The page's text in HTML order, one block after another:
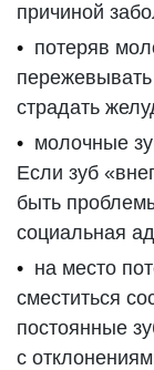
причиной
потеряв
пережевывать
страдать
молочные
Если зуб
быть
социальная
на место
сместиться
постоянные
с